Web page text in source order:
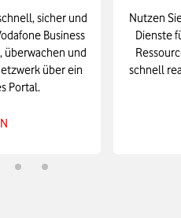
sicher und
Business
überwachen und
über ein
Portal.
Nutzen
Dienste
schnell